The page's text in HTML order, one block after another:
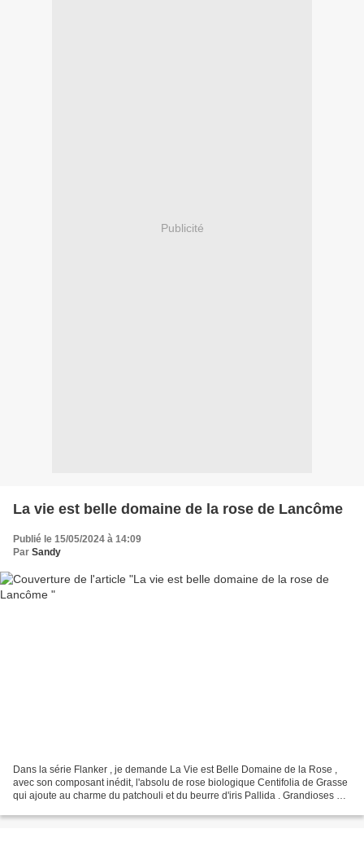
Publicité
La vie est belle domaine de la rose de Lancôme
Publié le 15/05/2024 à 14:09
Par Sandy
Dans la série Flanker , je demande La Vie est Belle Domaine de la Rose ,
avec son composant inédit, l'absolu de rose biologique Centifolia de Grasse
qui ajoute au charme du patchouli et du beurre d'iris Pallida . Grandioses et